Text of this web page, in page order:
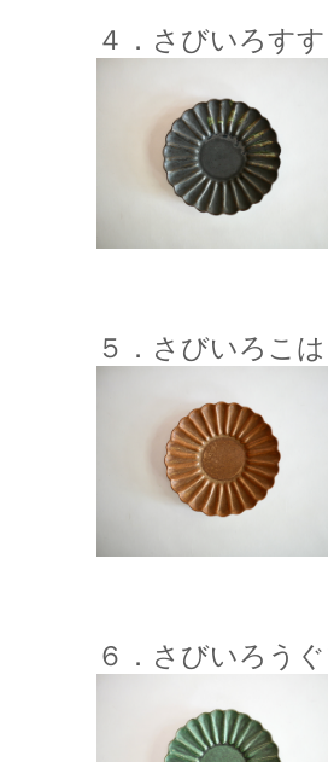
４．さびいろすす
５．さびいろこ
６．さびいろう